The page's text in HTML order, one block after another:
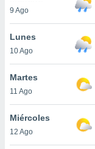
más
nuestra
y
de
9 Ago
Lunes
10 Ago
Martes
11 Ago
Miércoles
12 Ago